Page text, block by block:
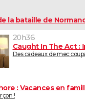
la bataille de
20h36
Caught In The Act :
Des cadeaux de mec
: Vacances en
!